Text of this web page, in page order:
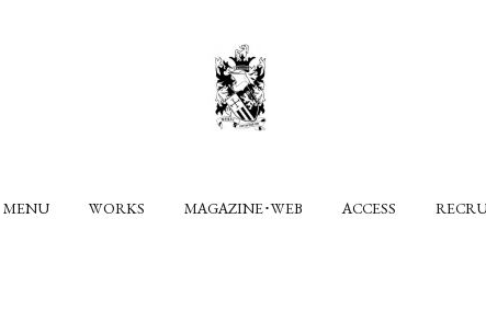
MENU WORKS MAGAZINE･WEB ACCESS